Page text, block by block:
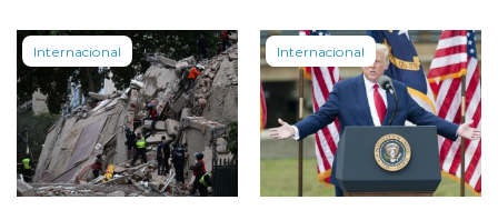
Internacional Internacional